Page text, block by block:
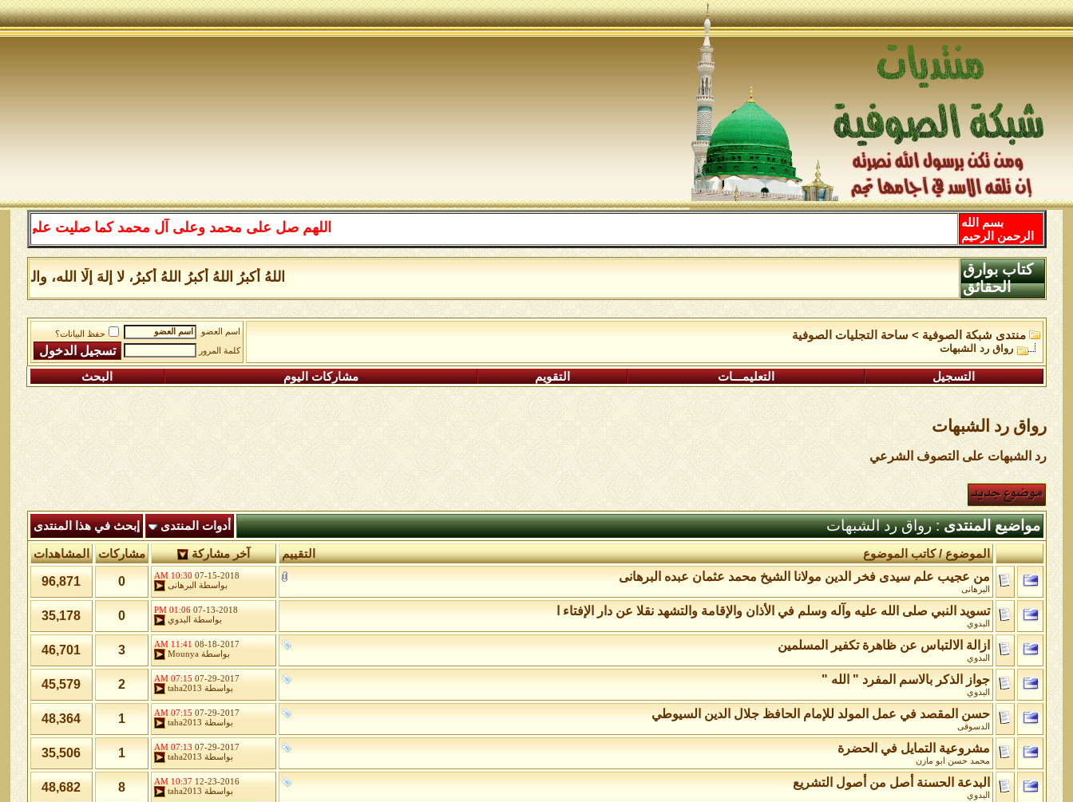
اللهم صل على محمد وعلى آل محمد كما صليت على إبراهيم
بسم الله
الرحمن الرحيم
اللهُ أكبرُ اللهُ أكبرُ اللهُ أكبرُ، لا إلهَ إلَّا الله،
كتاب بوارق
الحقائق
منتدى شبكة الصوفية > ساحة التجليات الصوفية
رواق رد الشبهات
اسم العضو
حفظ البيانات؟
كلمة المرور
التسجيل التعليمـــات التقويم مشاركات اليوم البحث
رواق رد الشبهات
رد الشبهات على التصوف الشرعي
مواضيع المنتدى: رواق رد الشبهات أدوات المنتدى إبحث في هذا المنتدى
التقييم الموضوع/كاتب الموضوع آخر مشاركة مشاركات المشاهدات
من عجيب علم سيدى فخر الدين مولانا الشيخ محمد عثمان عبده البرهانى
البرهانى
07-15-2018
10:30 AM
بواسطة
البرهانى 0
96,871
تسويد النبي صلى الله عليه وآله وسلم في الأذان والإقامة والتشهد نقلا عن دار الإفتاء ا
البدوي
07-13-2018
01:06 PM
بواسطة
البدوي 0
35,178
ازالة الالتباس عن ظاهرة تكفير المسلمين
البدوي
08-18-2017
11:41 AM
بواسطة Mounya
3
46,701
جواز الذكر بالاسم المفرد " الله "
البدوي
07-29-2017
07:15 AM
بواسطة taha2013
2
45,579
حسن المقصد في عمل المولد للإمام الحافظ جلال الدين السيوطي
الدسوقى
07-29-2017
07:15 AM
بواسطة taha2013
1
48,364
مشروعية التمايل في الحضرة
محمد حسن ابو مازن
07-29-2017
07:13 AM
بواسطة taha2013
1
35,506
البدعة الحسنة أصل من أصول التشريع
البدوي
12-23-2016
10:37 AM
بواسطة taha2013
8
48,682